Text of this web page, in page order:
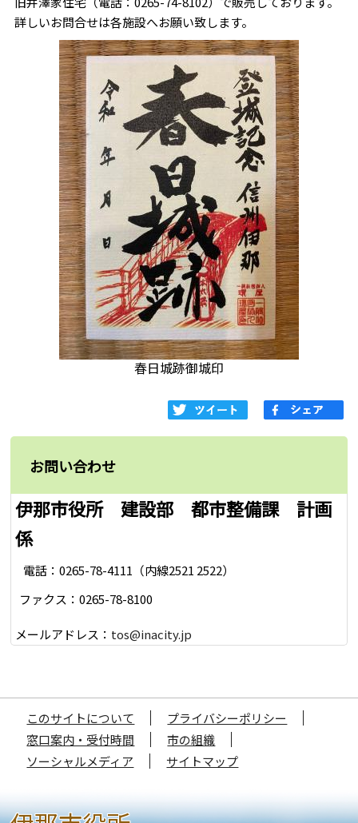
詳しいお問合せは各施設へお願い致します。
春日城跡御城印
お問い合わせ
伊那市役所 建設部 都市整備課 計画
係
電話：0265-78-4111（内線2521 2522）
ファクス：0265-78-8100
メールアドレス： tos@inacity.jp
このサイトについて
プライバシーポリシー
窓口案内・受付時間
市の組織
ソーシャルメディア
サイトマップ